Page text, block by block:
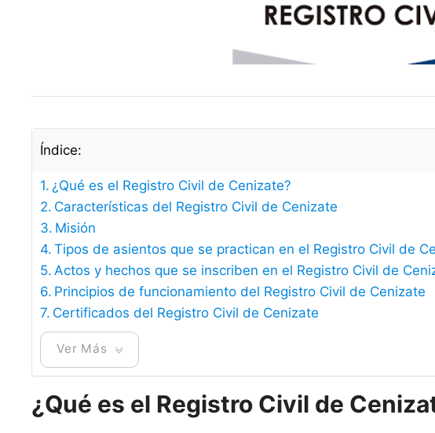
Índice:
¿Qué es el Registro Civil de Cenizate?
Características del Registro Civil de Cenizate
Misión
Tipos de asientos que se practican en el Registro Civil de
Actos y hechos que se inscriben en el Registro Civil de
Principios de funcionamiento del Registro Civil de Cenizate
Certificados del Registro Civil de Cenizate
Ver Más
¿Qué es el Registro Civil de